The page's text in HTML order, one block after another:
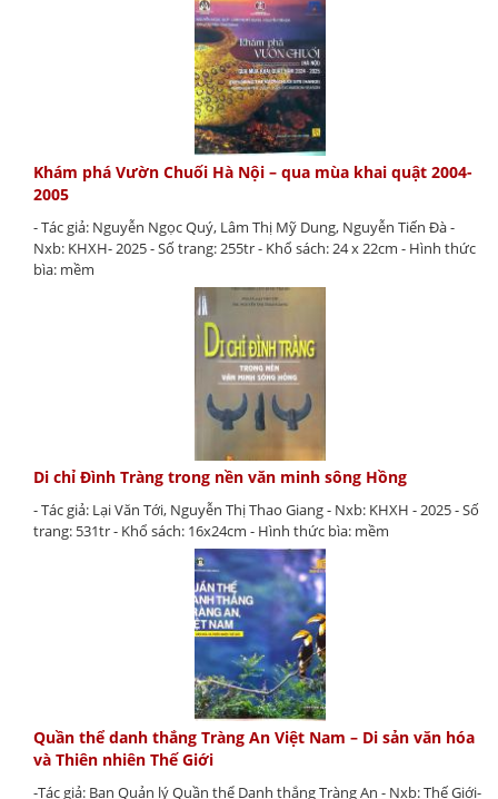
Khám phá Vườn Chuối Hà Nội – qua mùa khai quật 2004-
2005
- Tác giả: Nguyễn Ngọc Quý, Lâm Thị Mỹ Dung, Nguyễn Tiến Đà -
Nxb: KHXH- 2025 - Số trang: 255tr - Khổ sách: 24 x 22cm - Hình thức
bìa: mềm
Di chỉ Đình Tràng trong nền văn minh sông Hồng
- Tác giả: Lại Văn Tới, Nguyễn Thị Thao Giang - Nxb: KHXH - 2025 - Số
trang: 531tr - Khổ sách: 16x24cm - Hình thức bìa: mềm
Quần thể danh thắng Tràng An Việt Nam – Di sản văn hóa
và Thiên nhiên Thế Giới
-Tác giả: Ban Quản lý Quần thể Danh thắng Tràng An - Nxb: Thế Giới-